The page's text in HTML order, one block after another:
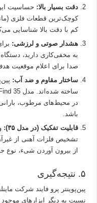
دقت بسیار بالا: حساسیت
کوچک‌ترین قطعات فلزی
کم با دقت بالا شناسایی
هشدار صوتی و لرزشی:
به مخفی‌کاری دارید،
صدا برای اعلام موقعیت
ساختار مقاوم و ضد آب:
در محیط‌های مرطوب،
باشد.
قابلیت تفکیک (در مدل ۳۵):
تشخیص فلزات آهنی از
از بیرون آوردن شیء، نوع
۵. نتیجه‌گیری
پین‌پوینتر پرو فایند شرکت
نسبت به دیگر ابزارهای موجود